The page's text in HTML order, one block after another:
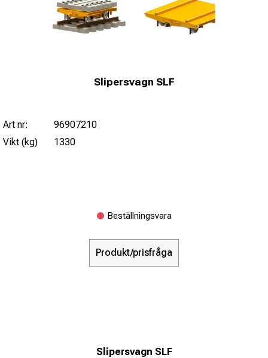
Slipersvagn SLF
Art nr:
96907210
Vikt (kg)
1330
Beställningsvara
Produkt/prisfråga
Slipersvagn SLF